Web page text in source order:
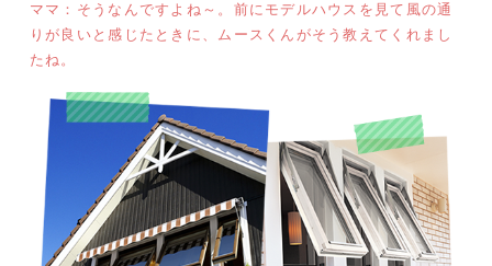
ママ：そうなんですよね～。前にモデルハウスを見て風の通
りが良いと感じたときに、ムースくんがそう教えてくれまし
たね。